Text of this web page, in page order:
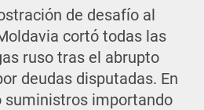
de desafío al
cortó todas las
ruso tras el abrupto
deudas disputadas. En
suministros importando